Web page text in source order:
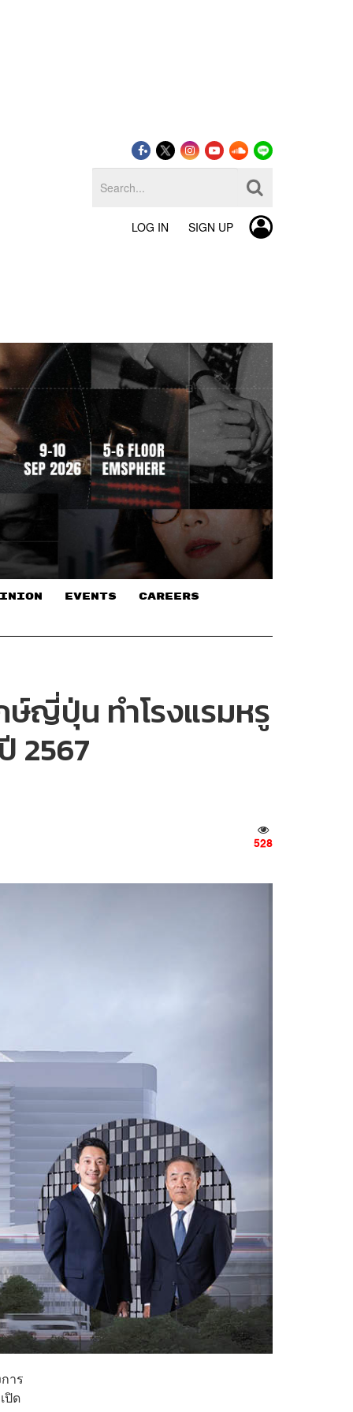
LOG IN SIGN UP
EVENTS CAREERS
ษ์ญี่ปุ่น ทำโรงแรมหรู
2567
528
าร
ปิด